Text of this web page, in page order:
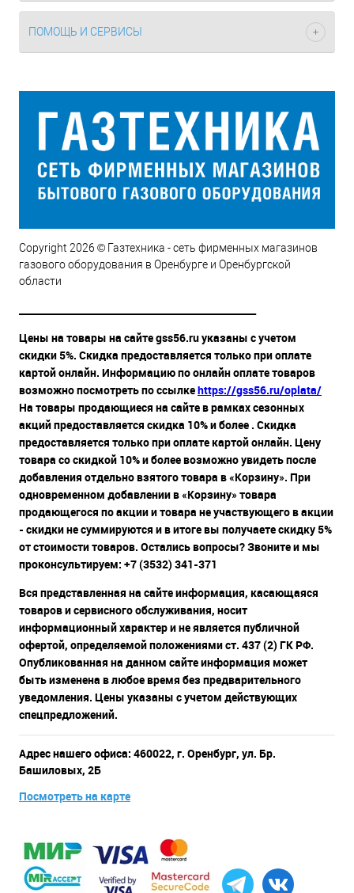
ПОМОЩЬ И СЕРВИСЫ
Copyright 2026 © Газтехника - сеть фирменных магазинов
газового оборудования в Оренбурге и Оренбургской
области
Цены на товары на сайте gss56.ru указаны с учетом
скидки 5%. Скидка предоставляется только при оплате
картой онлайн. Информацию по онлайн оплате товаров
возможно посмотреть по ссылкеhttps://gss56.ru/oplata/
На товары продающиеся на сайте в рамках сезонных
акций предоставляется скидка 10% и более . Скидка
предоставляется только при оплате картой онлайн. Цену
товара со скидкой 10% и более возможно увидеть после
добавления отдельно взятого товара в «Корзину». При
одновременном добавлении в «Корзину» товара
продающегося по акции и товара не участвующего в акции
- скидки не суммируются и в итоге вы получаете скидку 5%
от стоимости товаров. Остались вопросы? Звоните и мы
проконсультируем: +7 (3532) 341-371
Вся представленная на сайте информация, касающаяся
товаров и сервисного обслуживания, носит
информационный характер и не является публичной
офертой, определяемой положениями ст. 437 (2) ГК РФ.
Опубликованная на данном сайте информация может
быть изменена в любое время без предварительного
уведомления. Цены указаны с учетом действующих
спецпредложений.
Адрес нашего офиса: 460022, г. Оренбург, ул. Бр.
Башиловых, 2Б
Посмотреть на карте